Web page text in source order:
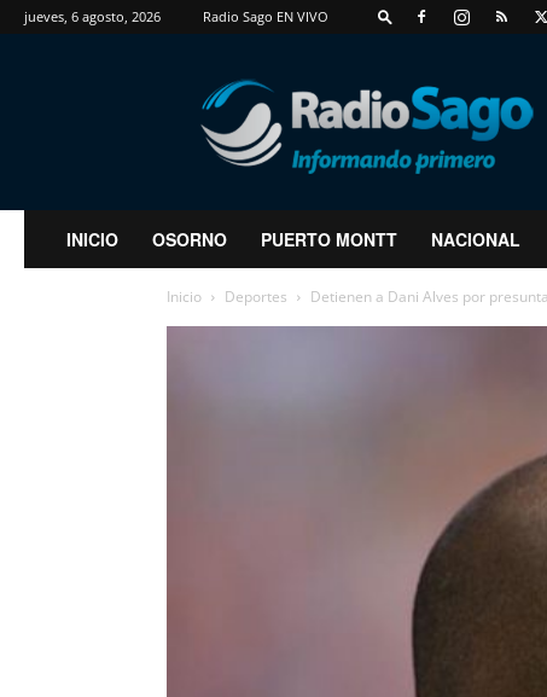
jueves, 6 agosto, 2026 Radio Sago EN VIVO
RadioSago
INICIO OSORNO PUERTO MONTT NACIONAL
Inicio Deportes Detienen a Dani Alves por